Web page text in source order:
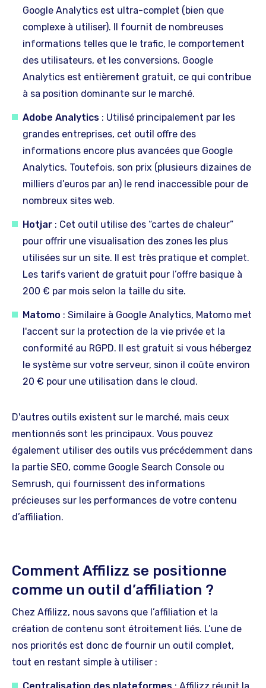
Google Analytics est ultra-complet (bien que
complexe à utiliser). Il fournit de nombreuses
informations telles que le trafic, le comportement
des utilisateurs, et les conversions. Google
Analytics est entièrement gratuit, ce qui contribue
à sa position dominante sur le marché.
Adobe Analytics : Utilisé principalement par les
grandes entreprises, cet outil offre des
informations encore plus avancées que Google
Analytics. Toutefois, son prix (plusieurs dizaines de
milliers d’euros par an) le rend inaccessible pour de
nombreux sites web.
Hotjar : Cet outil utilise des “cartes de chaleur”
pour offrir une visualisation des zones les plus
utilisées sur un site. Il est très pratique et complet.
Les tarifs varient de gratuit pour l’offre basique à
200 € par mois selon la taille du site.
Matomo : Similaire à Google Analytics, Matomo met
l'accent sur la protection de la vie privée et la
conformité au RGPD. Il est gratuit si vous hébergez
le système sur votre serveur, sinon il coûte environ
20 € pour une utilisation dans le cloud.
D'autres outils existent sur le marché, mais ceux
mentionnés sont les principaux. Vous pouvez
également utiliser des outils vus précédemment dans
la partie SEO, comme Google Search Console ou
Semrush, qui fournissent des informations
précieuses sur les performances de votre contenu
d’affiliation.
Comment Affilizz se positionne
comme un outil d’affiliation ?
Chez Affilizz, nous savons que l’affiliation et la
création de contenu sont étroitement liés. L’une de
nos priorités est donc de fournir un outil complet,
tout en restant simple à utiliser :